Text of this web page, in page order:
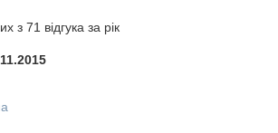
з 71 відгука за рік